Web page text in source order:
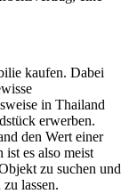
kaufen. Dabei
in Thailand
erwerben.
den Wert einer
es also meist
zu suchen und
lassen.